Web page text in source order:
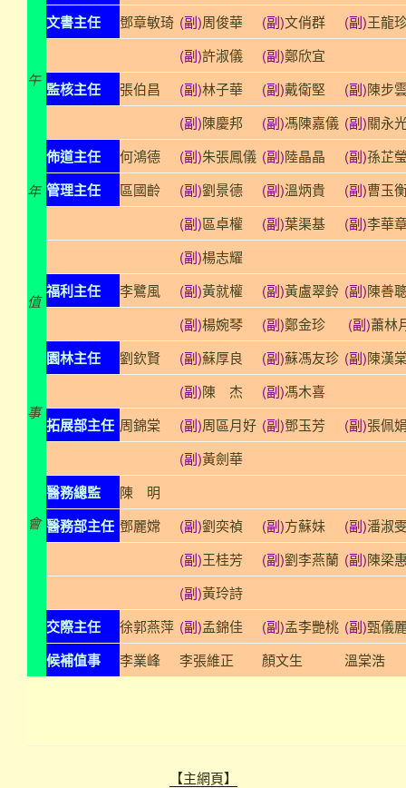
午
年
值
事
會
文書主任 鄧章敏琦 (副)周俊華 (副)文俏群 (副)王龍
(副)許淑儀 (副)鄭欣宜
監核主任 張伯昌 (副)林子華 (副)戴衛堅 (副)陳步
(副)陳慶邦 (副)馮陳嘉儀 (副)關永
佈道主任 何鴻德 (副)朱張鳳儀 (副)陸晶晶 (副)孫芷
管理主任 區國齡 (副)劉景德 (副)溫炳貴 (副)曹玉
(副)區卓權 (副)葉渠基 (副)李華
(副)楊志耀
福利主任 李鷺風 (副)黃就權 (副)黃盧翠鈴 (副)陳善
(副)楊婉琴 (副)鄭金珍 (副)蕭林
園林主任 劉欽賢 (副)蘇厚良 (副)蘇馮友珍 (副)陳漢
(副)陳 杰 (副)馮木喜
拓展部主任 周錦棠 (副)周區月好 (副)鄧玉芳 (副)張佩
(副)黃劍華
醫務總監 陳 明
醫務部主任 鄧麗嫦 (副)劉奕禎 (副)方蘇妹 (副)潘淑
(副)王桂芳 (副)劉李燕蘭 (副)陳梁
(副)黃玲詩
交際主任 徐郭燕萍 (副)孟錦佳 (副)孟李艷桃 (副)甄儀
候補值事 李業峰 李張維正 顏文生 溫棠浩
【主網頁】